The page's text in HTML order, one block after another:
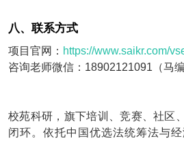
八、联系方式
项目官网： https://www.saikr.com/
咨询老师微信：18902121091（马编
校苑科研，旗下培训、竞赛、社区
闭环。依托中国优选法统筹法与